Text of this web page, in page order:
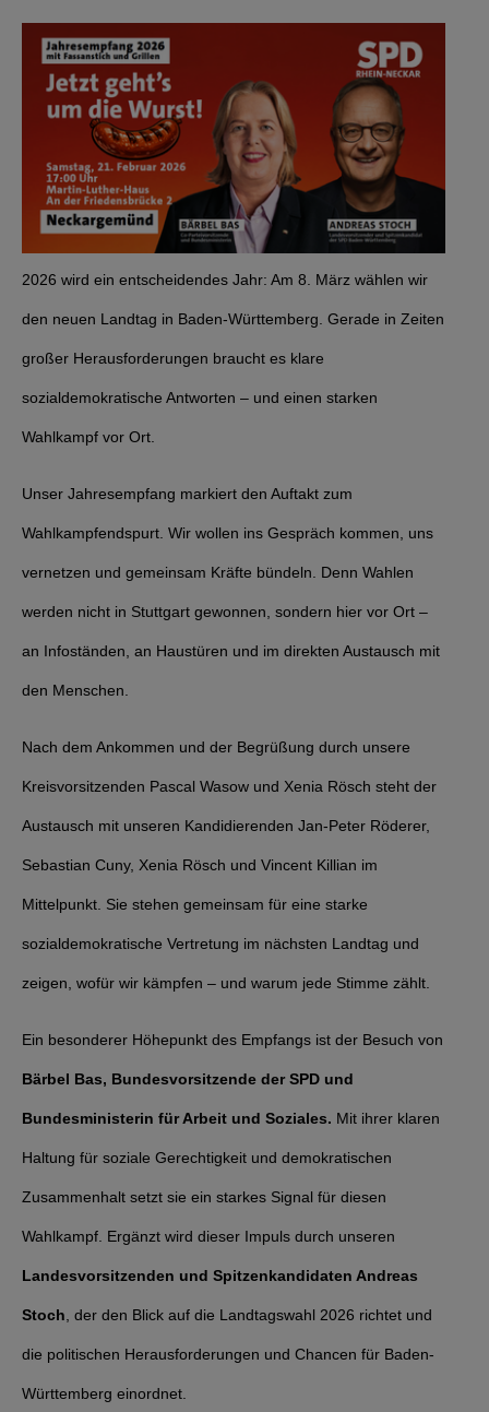
2026 wird ein entscheidendes Jahr: Am 8. März wählen wir
den neuen Landtag in Baden-Württemberg. Gerade in Zeiten
großer Herausforderungen braucht es klare
sozialdemokratische Antworten – und einen starken
Wahlkampf vor Ort.
Unser Jahresempfang markiert den Auftakt zum
Wahlkampfendspurt. Wir wollen ins Gespräch kommen, uns
vernetzen und gemeinsam Kräfte bündeln. Denn Wahlen
werden nicht in Stuttgart gewonnen, sondern hier vor Ort –
an Infoständen, an Haustüren und im direkten Austausch mit
den Menschen.
Nach dem Ankommen und der Begrüßung durch unsere
Kreisvorsitzenden Pascal Wasow und Xenia Rösch steht der
Austausch mit unseren Kandidierenden Jan-Peter Röderer,
Sebastian Cuny, Xenia Rösch und Vincent Killian im
Mittelpunkt. Sie stehen gemeinsam für eine starke
sozialdemokratische Vertretung im nächsten Landtag und
zeigen, wofür wir kämpfen – und warum jede Stimme zählt.
Ein besonderer Höhepunkt des Empfangs ist der Besuch von
Bärbel Bas, Bundesvorsitzende der SPD und
Bundesministerin für Arbeit und Soziales. Mit ihrer klaren
Haltung für soziale Gerechtigkeit und demokratischen
Zusammenhalt setzt sie ein starkes Signal für diesen
Wahlkampf. Ergänzt wird dieser Impuls durch unseren
Landesvorsitzenden und Spitzenkandidaten Andreas
Stoch , der den Blick auf die Landtagswahl 2026 richtet und
die politischen Herausforderungen und Chancen für Baden-
Württemberg einordnet.